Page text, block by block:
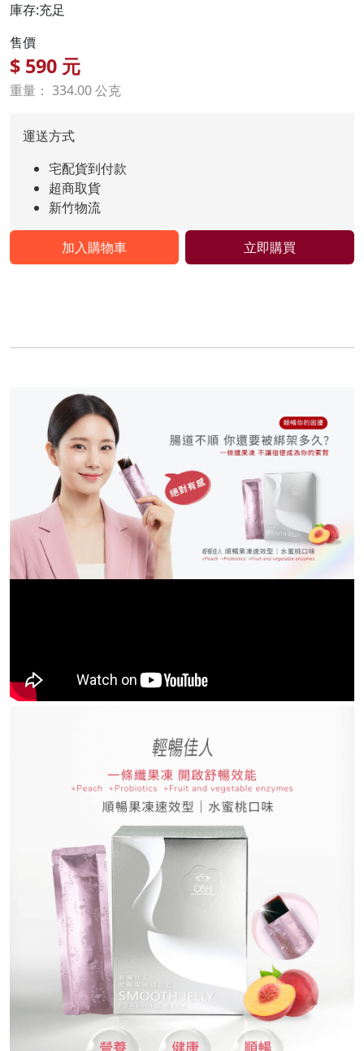
庫存:充足
售價
$ 590 元
重量： 334.00 公克
運送方式
宅配貨到付款
超商取貨
新竹物流
加入購物車 立即購買